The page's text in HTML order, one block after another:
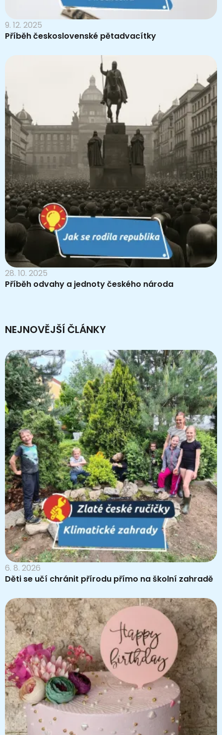
9. 12. 2025
Příběh československé pětadvacítky
28. 10. 2025
Příběh odvahy a jednoty českého národa
NEJNOVĚJŠÍ ČLÁNKY
6. 8. 2026
Děti se učí chránit přírodu přímo na školní zahradě